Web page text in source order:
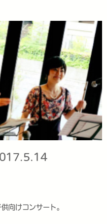
向けコンサート。